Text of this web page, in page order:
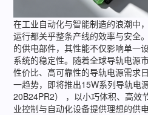
在工业自动化与智能制造的浪潮中
运行都关乎整条产线的效率与安全
的供电部件，其性能不仅影响单一
系统的稳定性。随着全球导轨电源
性价比、高可靠性的导轨电源需求
一趋势，即将推出15W系列导轨电
20B24PR2） ，以小巧体积、高效
业控制与自动化设备提供理想的供